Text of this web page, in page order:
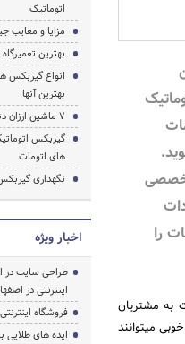
را
به مشتریان
میتوانند
اتوماتیک
مزایا و معایب جیلی امگرند
بهترین
انواع گیربکس
بهترین آنها
7 ماشین ارزان دنده اتومات در بازار ایران
گیربکس
های اتومات
نگهداری
اخبار ویژه
طراحی سایت در
اینترنتی در
فروشگاه
ایده های طلایی